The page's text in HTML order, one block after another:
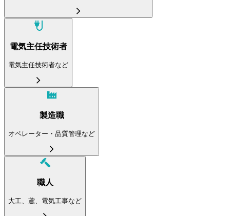
電気主任技術者
電気主任技術者など
製造職
オペレーター・品質管理など
職人
大工、鳶、電気工事など